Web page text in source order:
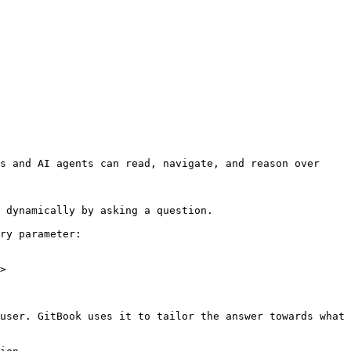
and AI agents can read, navigate, and reason over
by asking a question.
parameter:
GitBook uses it to tailor the answer towards what